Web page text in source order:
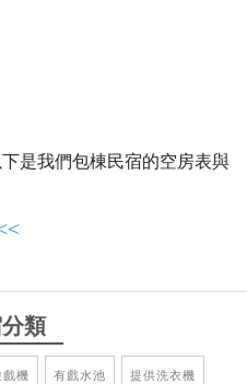
是我們包棟民宿的空房表與
類
戲機 有戲水池 提供洗衣機